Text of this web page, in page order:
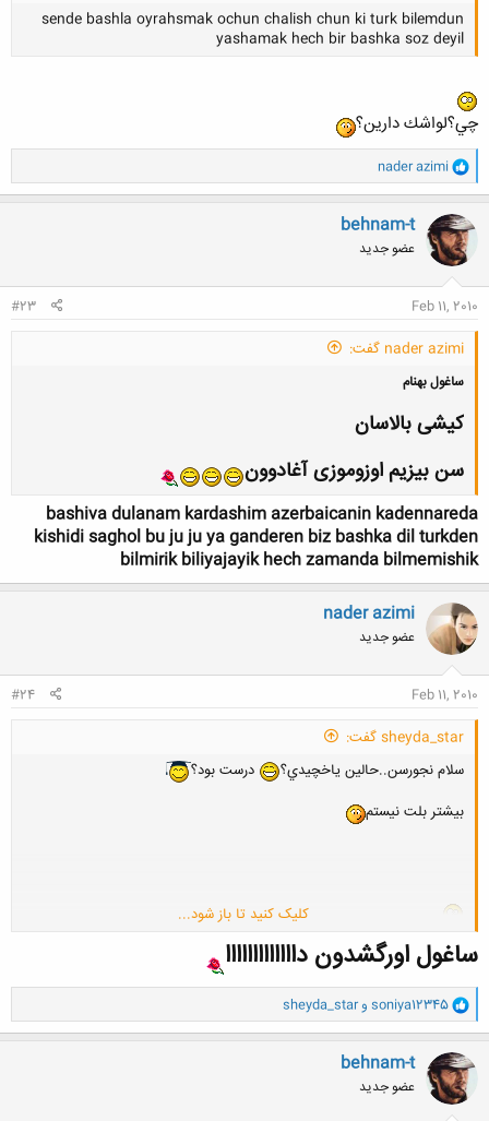
sende bashla oyrahsmak ochun chalish chun ki turk bilemdun
yashamak hech bir bashka soz deyil
چي؟لواشك دارين؟
و
ا
ک
ن
ش
ه
ا
nader azimi
behnam-t
عضو جدید
Feb 11, 2010
#23
nader azimi گفت:
ساغول بهنام
کیشی بالاسان
سن بیزیم اوزوموزی آغادوون
bashiva dulanam kardashim azerbaicanin kadennareda
kishidi saghol bu ju ju ya ganderen biz bashka dil turkden
bilmirik biliyajayik hech zamanda bilmemishik
nader azimi
عضو جدید
Feb 11, 2010
#24
sheyda_star گفت:
سلام نجورسن..حالين ياخچيدي؟
درست بود؟
بيشتر بلت نيستم
کلیک کنید تا باز شود...
ساغول اورگشدون دااااااااااااا
و
ا
ک
ن
ش
ه
ا
soniya12345 وsheyda_star
behnam-t
عضو جدید